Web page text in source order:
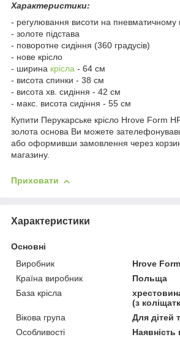
Характеристики:
- регулювання висоти на пневматичному
- золоте підстава
- поворотне сидіння (360 градусів)
- нове крісло
- ширина крісла - 64 см
- висота спинки - 38 см
- висота хв. сидіння - 42 см
- макс. висота сидіння - 55 см
Купити Перукарське крісло Hrove Form
золота основа Ви можете
або оформивши замовлення через
магазину.
Приховати
Характеристики
Основні
Виробник
Hrove Form
Країна виробник
Польща
База крісла
(з
Вікова група
Для дітей
Особливості
Наявність